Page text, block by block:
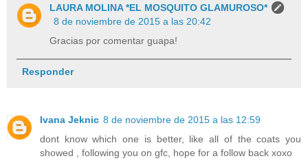
LAURA MOLINA *EL MOSQUITO GLAMUROSO*
8 de noviembre de 2015 a las 20:42
Gracias por comentar guapa!
Responder
Ivana Jeknic 8 de noviembre de 2015 a las 12:59
dont know which one is better, like all of the coats you
showed , following you on gfc, hope for a follow back xoxo